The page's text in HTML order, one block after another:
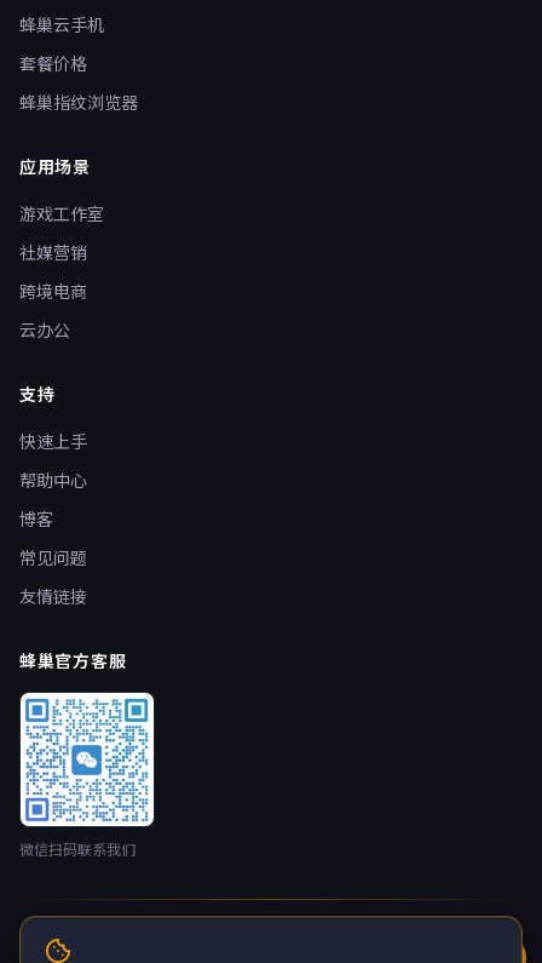
蜂巢云手机
套餐价格
蜂巢指纹浏览器
应用场景
游戏工作室
社媒营销
跨境电商
云办公
支持
快速上手
帮助中心
博客
常见问题
友情链接
蜂巢官方客服
微信扫码联系我们
© 2026 蜂巢云盒 nestbox.top · 开发者：广州蚂侠网络技术有限